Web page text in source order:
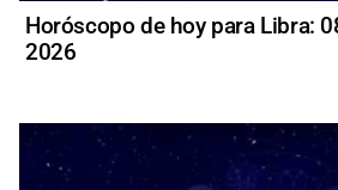
Horóscopo de hoy para Libra:
2026